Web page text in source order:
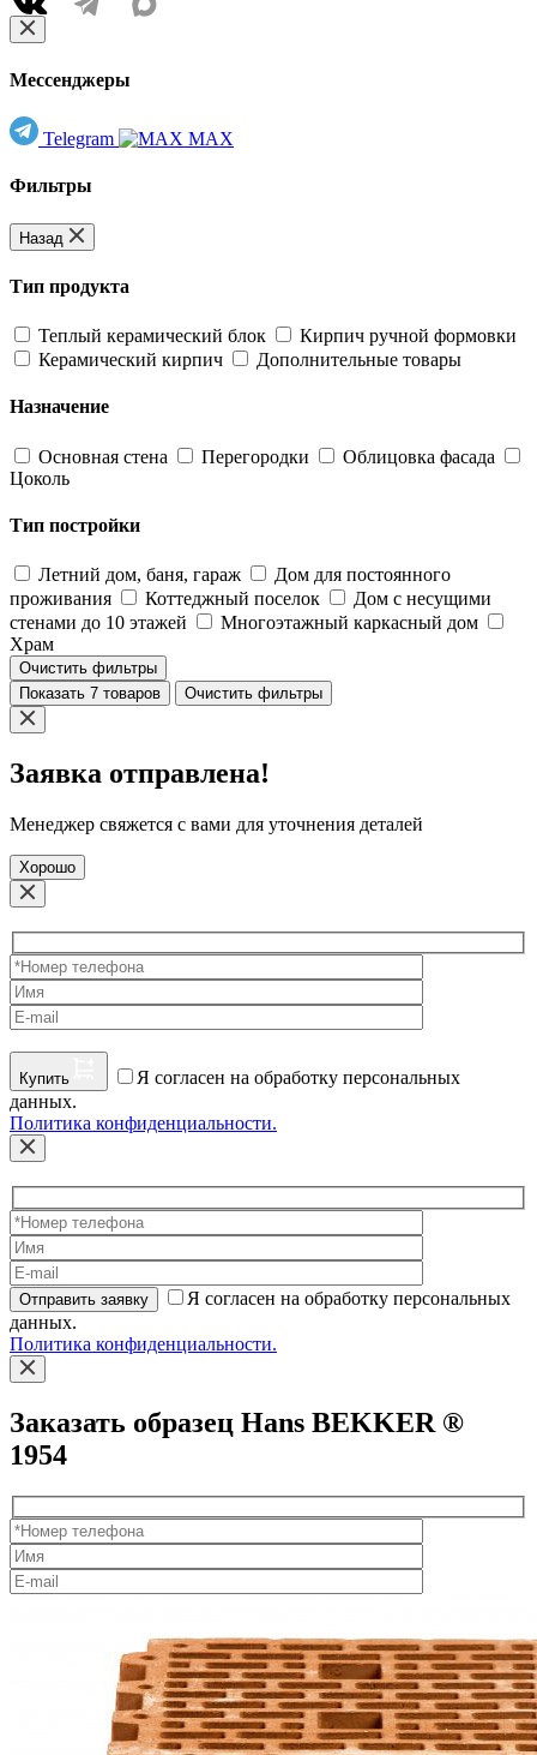
Мессенджеры
Telegram MAX
Фильтры
Назад
Тип продукта
Теплый керамический блок
Кирпич ручной формовки
Керамический кирпич
Дополнительные товары
Назначение
Основная стена Перегородки
Облицовка фасада
Цоколь
Тип постройки
Летний дом, баня, гараж
Дом для постоянного
проживания
Коттеджный поселок
Дом с несущими
стенами до 10 этажей
Многоэтажный каркасный дом
Храм
Очистить фильтры
Показать 7 товаров
Очистить фильтры
Заявка отправлена!
Менеджер свяжется с вами для уточнения деталей
Хорошо
Купить
Я согласен на обработку персональных
данных.
Политика конфиденциальности.
Отправить заявку
Я согласен на обработку персональных
данных.
Политика конфиденциальности.
Заказать образец Hans BEKKER ®
1954